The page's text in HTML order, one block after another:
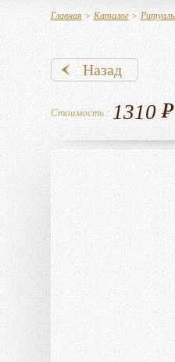
Главная> Каталог>
Назад
Стоимость : 1310